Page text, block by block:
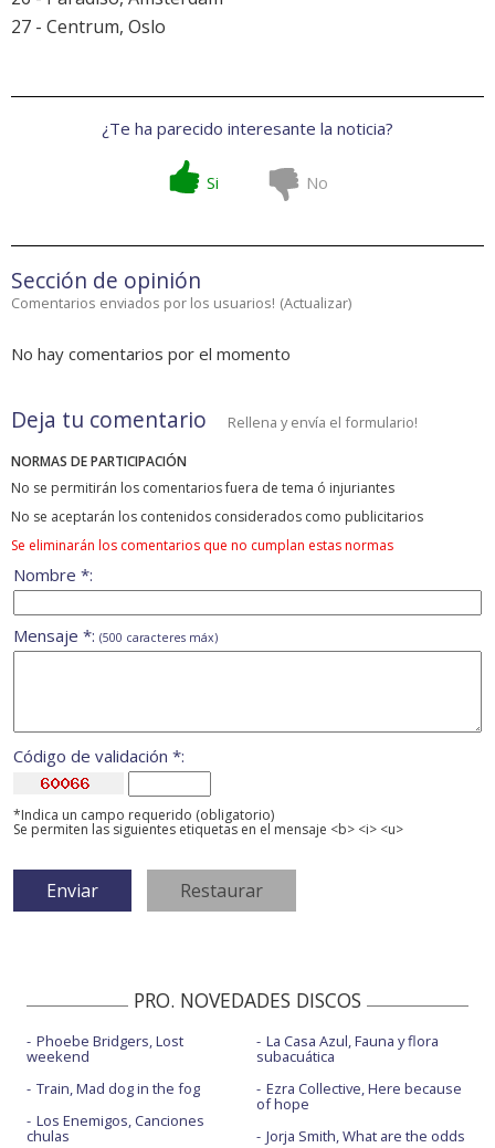
27 - Centrum, Oslo
¿Te ha parecido interesante la noticia?
Si No
Sección de opinión
Comentarios enviados por los usuarios! (Actualizar)
No hay comentarios por el momento
Deja tu comentario Rellena y envía el formulario!
NORMAS DE PARTICIPACIÓN
No se permitirán los comentarios fuera de tema ó injuriantes
No se aceptarán los contenidos considerados como publicitarios
Se eliminarán los comentarios que no cumplan estas normas
Nombre *:
Mensaje *: (500 caracteres máx)
Código de validación *:
*Indica un campo requerido (obligatorio)
Se permiten las siguientes etiquetas en el mensaje <b> <i> <u>
PRO. NOVEDADES DISCOS
Phoebe Bridgers, Lost
weekend
Train, Mad dog in the fog
Los Enemigos, Canciones
chulas
La Casa Azul, Fauna y flora
subacuática
Ezra Collective, Here because
of hope
Jorja Smith, What are the odds